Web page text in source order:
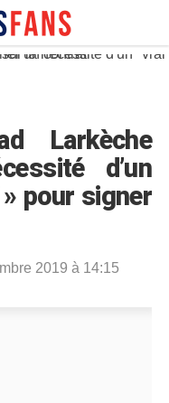
Larkèche
d’un
pour signer
2019 à 14:15